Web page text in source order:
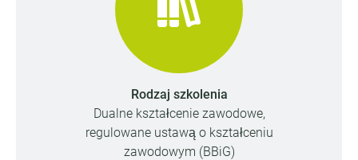
Rodzaj szkolenia
Dualne kształcenie zawodowe,
regulowane ustawą o kształceniu
zawodowym (BBiG)